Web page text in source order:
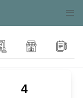
4